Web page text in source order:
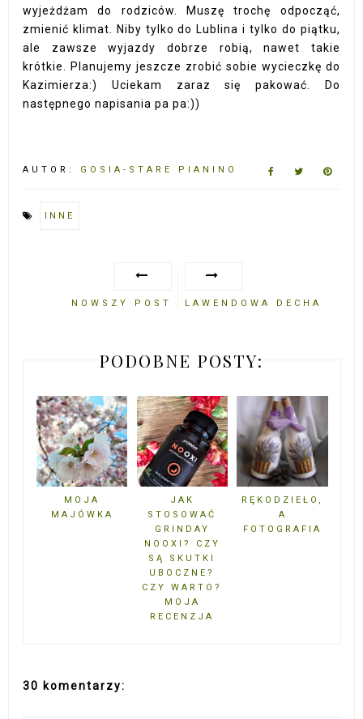
wyjeżdżam do rodziców. Muszę trochę odpocząć,
zmienić klimat. Niby tylko do Lublina i tylko do piątku,
ale zawsze wyjazdy dobrze robią, nawet takie
krótkie. Planujemy jeszcze zrobić sobie wycieczkę do
Kazimierza:) Uciekam zaraz się pakować. Do
następnego napisania pa pa:))
AUTOR: GOSIA-STARE PIANINO
INNE
NOWSZY POST LAWENDOWA DECHA
PODOBNE POSTY:
MOJA
MAJÓWKA
JAK
STOSOWAĆ
GRINDAY
NOOXI? CZY
SĄ SKUTKI
UBOCZNE?
CZY WARTO?
MOJA
RECENZJA
RĘKODZIEŁO,
A
FOTOGRAFIA
30 komentarzy: